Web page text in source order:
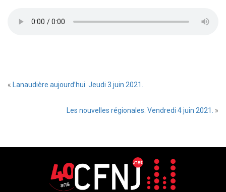
« Lanaudière aujourd’hui. Jeudi 3 juin 2021.
Les nouvelles régionales. Vendredi 4 juin 2021. »